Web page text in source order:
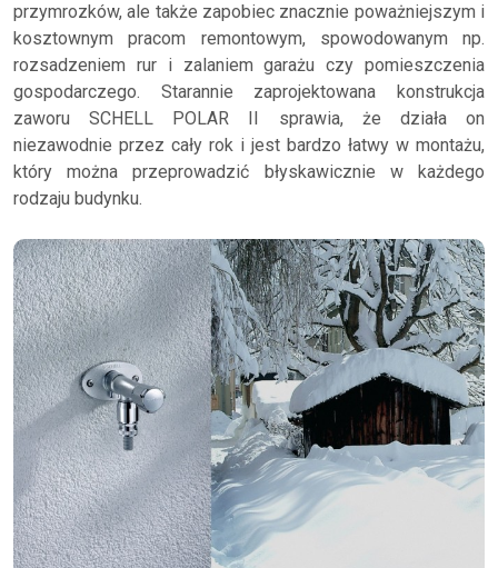
przymrozków, ale także zapobiec znacznie poważniejszym i
kosztownym pracom remontowym, spowodowanym np.
rozsadzeniem rur i zalaniem garażu czy pomieszczenia
gospodarczego. Starannie zaprojektowana konstrukcja
zaworu SCHELL POLAR II sprawia, że działa on
niezawodnie przez cały rok i jest bardzo łatwy w montażu,
który można przeprowadzić błyskawicznie w każdego
rodzaju budynku.